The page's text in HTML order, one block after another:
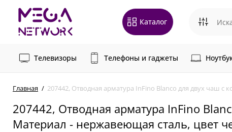
Каталог
Телевизоры Телефоны и гаджеты
Главная 207442, Отводная арматура InFino Blanco для двух чаш
207442, Отводная арматура InFino
Материал - нержавеющая сталь, цвет